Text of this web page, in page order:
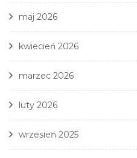
maj 2026
kwiecień 2026
marzec 2026
luty 2026
wrzesień 2025